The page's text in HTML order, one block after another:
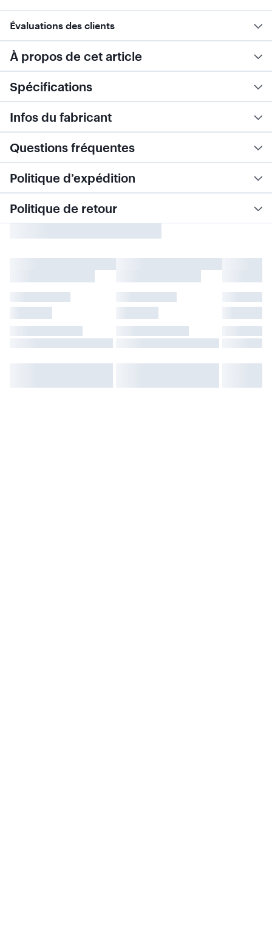
Évaluations des clients
À propos de cet article
Spécifications
Infos du fabricant
Questions fréquentes
Politique d’expédition
Politique de retour